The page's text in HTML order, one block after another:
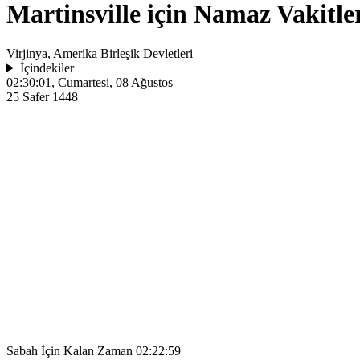
Martinsville için Namaz
Virjinya, Amerika Birleşik Devletleri
İçindekiler
02:30:01 , Cumartesi, 08 Ağustos
25 Safer 1448
Sabah İçin Kalan Zaman 02:22:59